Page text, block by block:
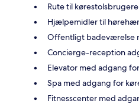
Rute til kørestolsbrugere
Hjælpemidler til
Offentligt badeværelse
Concierge-reception
Elevator med adgang
Spa med adgang for
Fitnesscenter med